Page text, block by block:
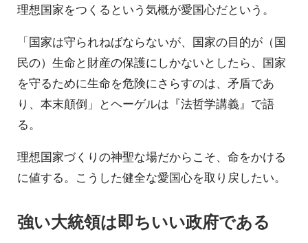
理想国家をつくるという気概が愛国心だという。
「国家は守られねばならないが、国家の目的が（国
民の）生命と財産の保護にしかないとしたら、国家
を守るために生命を危険にさらすのは、矛盾であ
り、本末顛倒」とヘーゲルは『法哲学講義』で語
る。
理想国家づくりの神聖な場だからこそ、命をかける
に値する。こうした健全な愛国心を取り戻したい。
強い大統領は即ちいい政府である